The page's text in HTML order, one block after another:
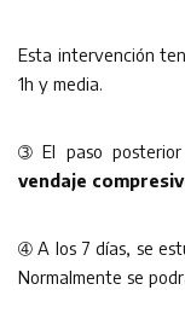
Esta intervención
1h y media.
➂ El paso posterior
vendaje
➃ A los 7 días, se
Normalmente se